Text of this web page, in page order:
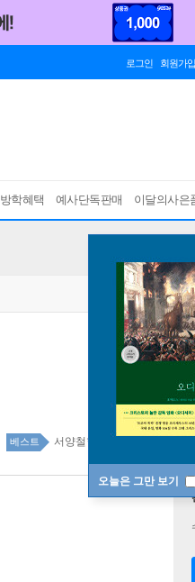
로그인 회원가입
학혜택 예사단독판매 이달의사은
오늘은 그만 보기
베스트 서양철학 49위